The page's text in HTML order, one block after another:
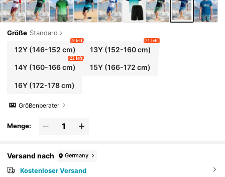
Größe Standard
12Y(146-152 cm)
9 left
13Y (152-160 cm)
21 left
14Y(160-166 cm)
22 left
15Y (166-172 cm)
16Y(172-178 cm)
Größenberater
Menge:
Versand nach Germany
Kostenloser Versand